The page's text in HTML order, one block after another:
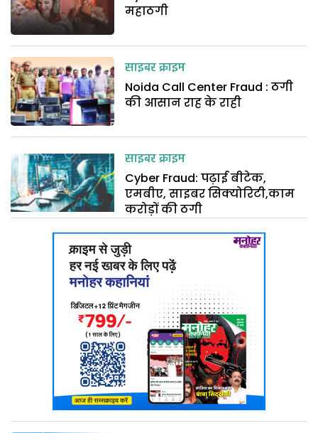
महाठगी
साइबर क्राइम
Noida Call Center Fraud : ठगी
की आसान राह के राही
साइबर क्राइम
Cyber Fraud: पढ़ाई बीटेक,
एमबीए, साइबर सिक्योरिटी,काम
करोड़ों की ठगी